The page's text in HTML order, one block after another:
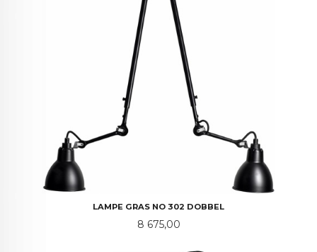
LAMPE GRAS NO 302 DOBBEL
Pris
8 675,00